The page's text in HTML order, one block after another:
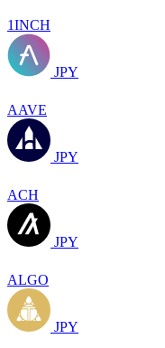
1INCH
JPY
AAVE
JPY
ACH
JPY
ALGO
JPY